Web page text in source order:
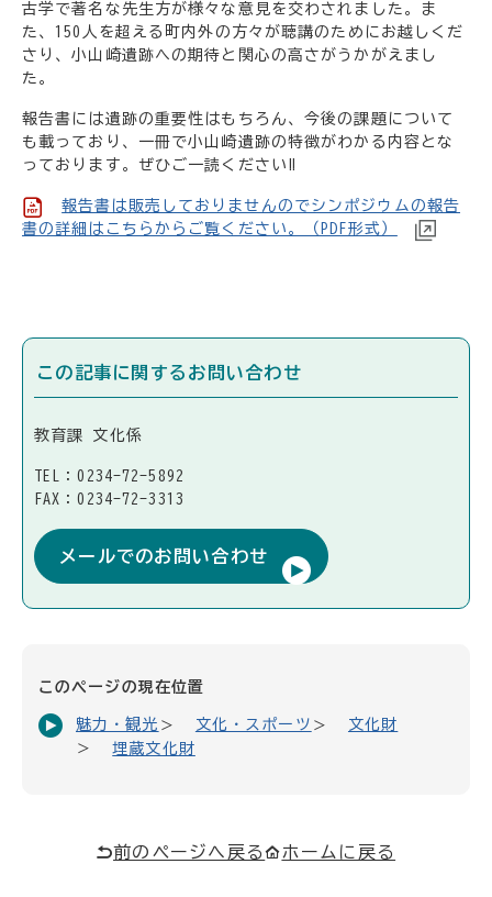
古学で著名な先生方が様々な意見を交わされました。ま
た、150人を超える町内外の方々が聴講のためにお越しくだ
さり、小山崎遺跡への期待と関心の高さがうかがえまし
た。
報告書には遺跡の重要性はもちろん、今後の課題について
も載っており、一冊で小山崎遺跡の特徴がわかる内容とな
っております。ぜひご一読ください‼
報告書は販売しておりませんのでシンポジウムの報告
書の詳細はこちらからご覧ください。（PDF形式）
この記事に関するお問い合わせ
教育課 文化係
TEL：0234-72-5892
FAX：0234-72-3313
メールでのお問い合わせ
このページの現在位置
魅力・観光 文化・スポーツ
文化財
埋蔵文化財
前のページへ戻る ホームに戻る